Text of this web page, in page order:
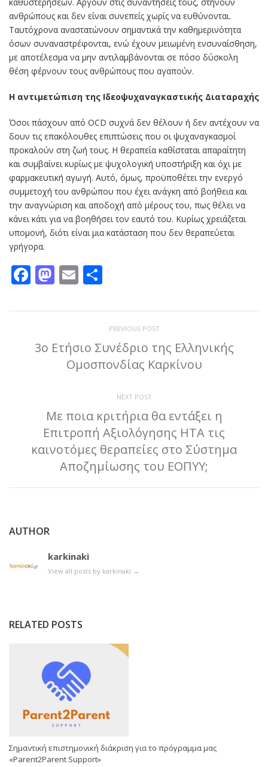
καθυστερήσεων. Αργούν στις συναντήσεις τους, στήνουν
ανθρώπους και δεν είναι συνεπείς χωρίς να ευθύνονται.
Ταυτόχρονα αναστατώνουν σημαντικά την καθημερινότητα
όσων συναναστρέφονται, ενώ έχουν μειωμένη ενσυναίσθηση,
με αποτέλεσμα να μην αντιλαμβάνονται σε πόσο δύσκολη
θέση φέρνουν τους ανθρώπους που αγαπούν.
Η αντιμετώπιση της Ιδεοψυχαναγκαστικής Διαταραχής
Όσοι πάσχουν από OCD συχνά δεν θέλουν ή δεν αντέχουν να
δουν τις επακόλουθες επιπτώσεις που οι ψυχαναγκασμοί
προκαλούν στη ζωή τους. Η θεραπεία καθίσταται απαραίτητη
και συμβαίνει κυρίως με ψυχολογική υποστήριξη και όχι με
φαρμακευτική αγωγή. Αυτό, όμως, προϋποθέτει την ενεργό
συμμετοχή του ανθρώπου που έχει ανάγκη από βοήθεια και
την αναγνώριση και αποδοχή από μέρους του, πως θέλει να
κάνει κάτι για να βοηθήσει τον εαυτό του. Κυρίως χρειάζεται
υπομονή, διότι είναι μια κατάσταση που δεν θεραπεύεται
γρήγορα.
Facebook
Mastodon
Email
PREVIOUS POST
3ο Ετήσιο Συνέδριο της Ελληνικής
Ομοσπονδίας Καρκίνου
NEXT POST
Με ποια κριτήρια θα εντάξει η
Επιτροπή Αξιολόγησης ΗΤΑ τις
καινοτόμες θεραπείες στο Σύστημα
Αποζημίωσης του ΕΟΠΥΥ;
AUTHOR
karkinaki
View all posts by karkinaki →
RELATED POSTS
Σημαντική επιστημονική διάκριση για το πρόγραμμα μας
«Parent2Parent Support»